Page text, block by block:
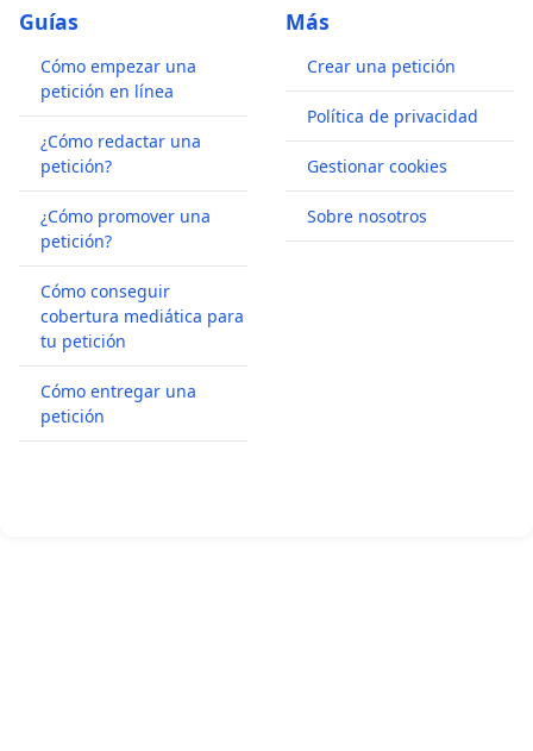
Guías
Cómo empezar una
petición en línea
¿Cómo redactar una
petición?
¿Cómo promover una
petición?
Cómo conseguir
cobertura mediática para
tu petición
Cómo entregar una
petición
Más
Crear una petición
Política de privacidad
Gestionar cookies
Sobre nosotros